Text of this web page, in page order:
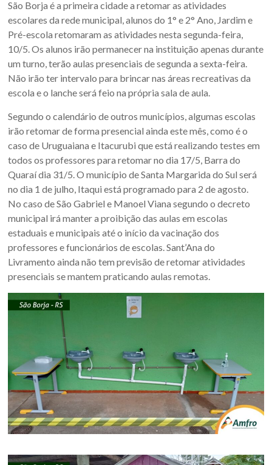
do
Sul.
São Borja é a primeira cidade a retomar as atividades
escolares da rede municipal, alunos do 1° e 2° Ano, Jardim e
Pré-escola retomaram as atividades nesta segunda-feira,
10/5. Os alunos irão permanecer na instituição apenas durante
um turno, terão aulas presenciais de segunda a sexta-feira.
Não irão ter intervalo para brincar nas áreas recreativas da
escola e o lanche será feio na própria sala de aula.
Segundo o calendário de outros municípios, algumas escolas
irão retomar de forma presencial ainda este mês, como é o
caso de Uruguaiana e Itacurubi que está realizando testes em
todos os professores para retomar no dia 17/5, Barra do
Quaraí dia 31/5. O município de Santa Margarida do Sul será
no dia 1 de julho, Itaqui está programado para 2 de agosto.
No caso de São Gabriel e Manoel Viana segundo o decreto
municipal irá manter a proibição das aulas em escolas
estaduais e municipais até o início da vacinação dos
professores e funcionários de escolas. Sant’Ana do
Livramento ainda não tem previsão de retomar atividades
presenciais se mantem praticando aulas remotas.